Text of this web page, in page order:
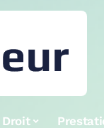
Droit